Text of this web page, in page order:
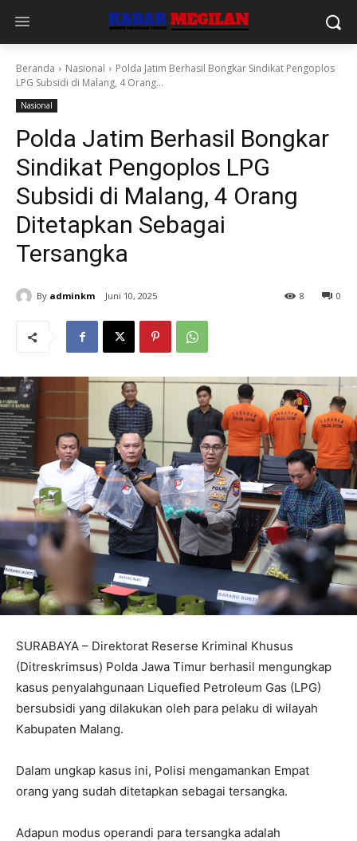
Beranda Nasional
Polda Jatim Berhasil Bongkar Sindikat Pengoplos
LPG Subsidi di Malang, 4 Orang...
Nasional
Polda Jatim Berhasil Bongkar
Sindikat Pengoplos LPG
Subsidi di Malang, 4 Orang
Ditetapkan Sebagai
Tersangka
By adminkm Juni 10, 2025 0
8
SURABAYA – Direktorat Reserse Kriminal Khusus
(Ditreskrimsus) Polda Jawa Timur berhasil mengungkap
kasus penyalahgunaan Liquefied Petroleum Gas (LPG)
bersubsidi yang dilakukan oleh para pelaku di wilayah
Kabupaten Malang.
Dalam ungkap kasus ini, Polisi mengamankan Empat
orang yang sudah ditetapkan sebagai tersangka.
Adapun modus operandi para tersangka adalah